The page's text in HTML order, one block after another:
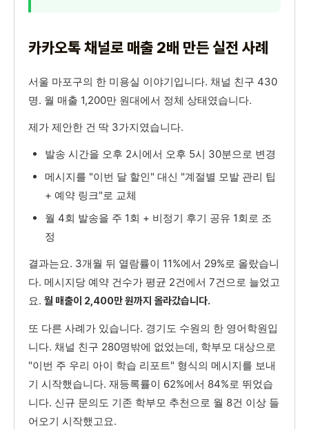
카카오톡 채널로 매출 2배 만든 실전 사례
서울 마포구의 한 미용실 이야기입니다. 채널 친구 430
명. 월 매출 1,200만 원대에서 정체 상태였습니다.
제가 제안한 건 딱 3가지였습니다.
발송 시간을 오후 2시에서 오후 5시 30분으로 변경
메시지를 "이번 달 할인" 대신 "계절별 모발 관리 팁
+ 예약 링크"로 교체
월 4회 발송을 주 1회 + 비정기 후기 공유 1회로 조
정
결과는요. 3개월 뒤 열람률이 11%에서 29%로 올랐습니
다. 메시지당 예약 건수가 평균 2건에서 7건으로 늘었고
요. 월 매출이 2,400만 원까지 올라갔습니다.
또 다른 사례가 있습니다. 경기도 수원의 한 영어학원입
니다. 채널 친구 280명밖에 없었는데, 학부모 대상으로
"이번 주 우리 아이 학습 리포트" 형식의 메시지를 보내
기 시작했습니다. 재등록률이 62%에서 84%로 뛰었습
니다. 신규 문의도 기존 학부모 추천으로 월 8건 이상 들
어오기 시작했고요.